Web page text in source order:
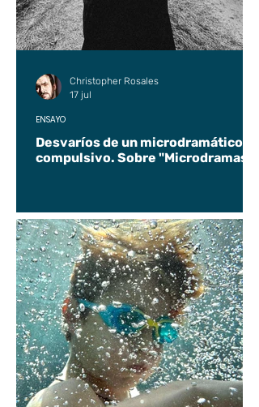
Desvaríos de un microdramático
compulsivo. Sobre "Microdramas".
ENSAYO
Christopher Rosales
17 jul